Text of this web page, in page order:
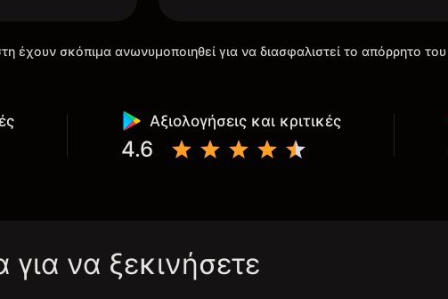
έχουν σκόπιμα ανωνυμοποιηθεί για να διασφαλιστεί το απόρρητο
Αξιολογήσεις και κριτικές
4.6
για να ξεκινήσετε